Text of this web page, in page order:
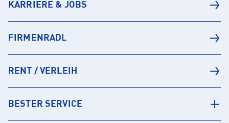
KARRIERE & JOBS
FIRMENRADL
RENT / VERLEIH
BESTER SERVICE